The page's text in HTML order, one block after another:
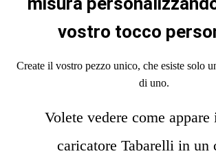
vostro tocco
Create il vostro pezzo unico, che esiste solo
di uno.
Volete vedere come
caricatore Tabarelli in un